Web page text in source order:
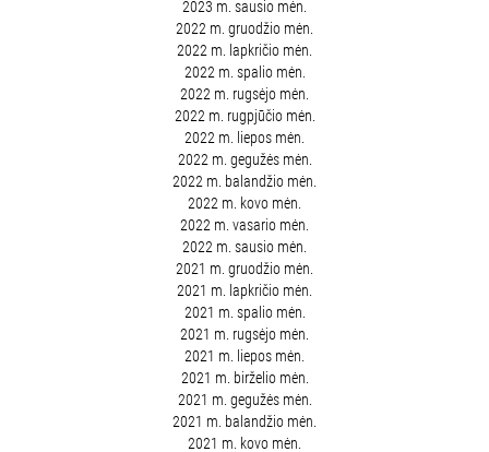
2023 m. sausio mėn.
2022 m. gruodžio mėn.
2022 m. lapkričio mėn.
2022 m. spalio mėn.
2022 m. rugsėjo mėn.
2022 m. rugpjūčio mėn.
2022 m. liepos mėn.
2022 m. gegužės mėn.
2022 m. balandžio mėn.
2022 m. kovo mėn.
2022 m. vasario mėn.
2022 m. sausio mėn.
2021 m. gruodžio mėn.
2021 m. lapkričio mėn.
2021 m. spalio mėn.
2021 m. rugsėjo mėn.
2021 m. liepos mėn.
2021 m. birželio mėn.
2021 m. gegužės mėn.
2021 m. balandžio mėn.
2021 m. kovo mėn.